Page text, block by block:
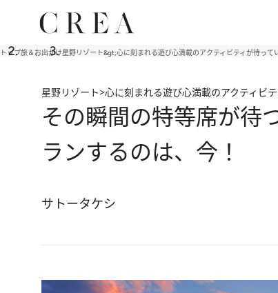
トップ旅＆お出かけ星野リゾート&gt;心に刻まれる遊び心満載のアクティビティが待って
星野リゾート>心に刻まれる遊び心満載のアクティビ
その瞬間の特等席が待
ランするのは、今！
サトータケシ